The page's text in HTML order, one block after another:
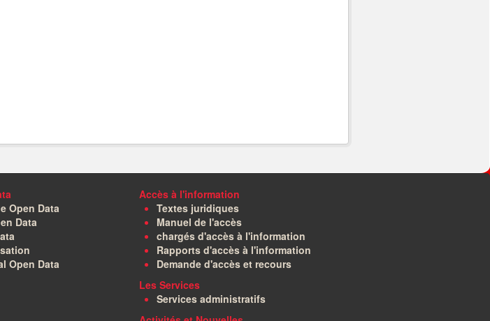
Open Data
Data
Open Data
Accès à l'information
Textes juridiques
Manuel de l'accès
chargés d'accès à l'information
Rapports d'accès à l'information
Demande d'accès et recours
Les Services
Services administratifs